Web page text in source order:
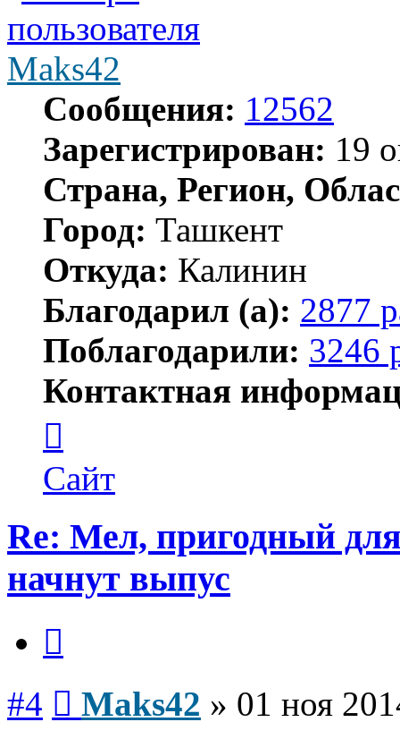
Maks42
Сообщения: 12562
Зарегистрирован: 19
Страна, Регион,
Город: Ташкент
Откуда: Калинин
Благодарил (а): 2877
Поблагодарили: 3246
Контактная
пользователя
Maks42
Сайт
Re: Мел, пригодный
начнут выпус
#4 Maks42 » 01 ноя